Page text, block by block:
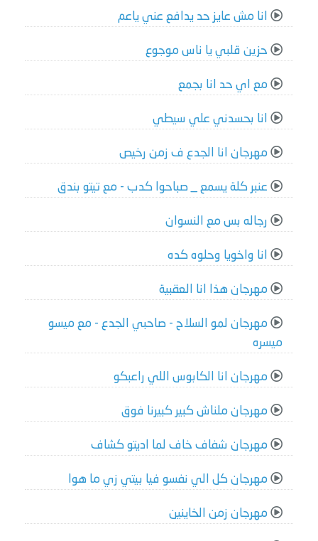
انا مش عايز حد يدافع عني ياعم
حزين قلبي يا ناس موجوع
مع اي حد انا بجمع
انا بحسدني علي سيطي
مهرجان انا الجدع ف زمن رخيص
عنبر كلة يسمع _ صباحوا كدب - مع تيتو بندق
رجاله بس مع النسوان
انا واخويا وحلوه كده
مهرجان هذا انا العقبية
مهرجان لمو السلاح - صاحبي الجدع - مع ميسو
ميسره
مهرجان انا الكابوس اللي راعبكو
مهرجان ملناش كبير كبيرنا فوق
مهرجان شفاف خاف لما اديتو كشاف
مهرجان كل الي نفسو فيا بيتي زي ما هوا
مهرجان زمن الخاينين